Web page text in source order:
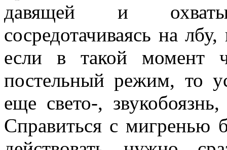
давящей и
сосредотачиваясь на
если в такой момент
постельный режим, то
еще свето-,
Справиться с мигренью